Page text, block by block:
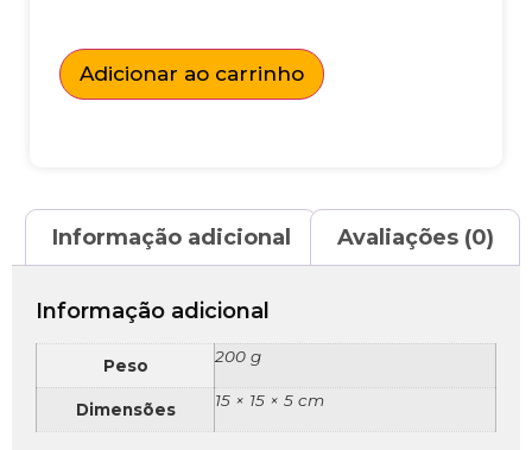
Adicionar ao carrinho
Informação adicional Avaliações (0)
Informação adicional
Peso 200 g
Dimensões 15 × 15 × 5 cm